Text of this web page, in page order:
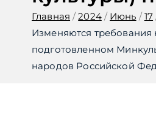
Главная 2024 Июнь
17
Изменяются требования
подготовленном
народов Российской